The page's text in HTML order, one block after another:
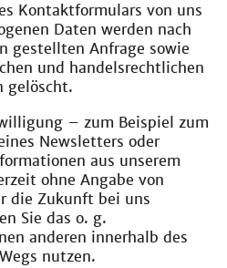
Kontaktformulars von uns
Daten werden nach
gestellten Anfrage sowie
und handelsrechtlichen
gelöscht.
– zum Beispiel zum
Newsletters oder
aus unserem
ohne Angabe von
die Zukunft bei uns
Sie das o. g.
anderen innerhalb des
nutzen.